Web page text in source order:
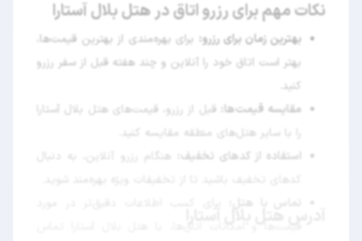
نکات مهم برای رزرو اتاق در هتل بلال آستارا
بهترین زمان برای رزرو: برای بهره‌مندی از بهترین قیمت‌ها،
بهتر است اتاق خود را آنلاین و چند هفته قبل از سفر رزرو
کنید.
مقایسه قیمت‌ها: قبل از رزرو، قیمت‌های هتل بلال آستارا
را با سایر هتل‌های منطقه مقایسه کنید.
استفاده از کدهای تخفیف:
هنگام رزرو آنلاین، به دنبال
کدهای تخفیف باشید تا از تخفیفات ویژه بهره‌مند شوید.
تماس با هتل: